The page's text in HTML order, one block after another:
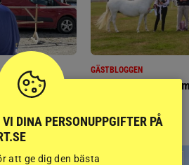
första gnägget
GÄSTBLOGGEN
Finaldag med
DINA PERSONUPPGIFTER PÅ
att ge dig den bästa